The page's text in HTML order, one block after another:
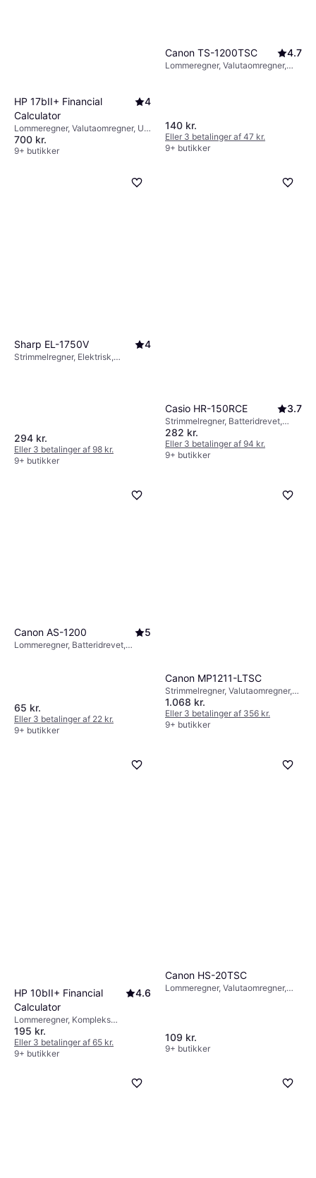
HP 17bII+ Financial
Calculator
4
Lommeregner, Valutaomregner, Ur,
Kalender, Alarm, Programmerbar,
Statisk funktion, Ligningsløser,
700 kr.
9+ butikker
Canon TS-1200TSC 4.7
Lommeregner, Valutaomregner,
140 kr.
Eller 3 betalinger af 47 kr.
9+ butikker
Sharp EL-1750V 4
Strimmelregner, Elektrisk,
294 kr.
Eller 3 betalinger af 98 kr.
9+ butikker
Casio HR-150RCE 3.7
Strimmelregner, Batteridrevet,
Display: Monokrom, :
282 kr.
Eller 3 betalinger af 94 kr.
9+ butikker
Canon AS-1200 5
Lommeregner, Batteridrevet,
65 kr.
Eller 3 betalinger af 22 kr.
9+ butikker
Canon MP1211-LTSC
Strimmelregner, Valutaomregner,
Batteridrevet, Elektrisk, Kompleks
funktione, Display: Monokrom, :
1.068 kr.
Eller 3 betalinger af 356 kr.
9+ butikker
HP 10bII+ Financial
Calculator
4.6
Lommeregner, Kompleks
funktione, Statisk funktion,
Økonomisk funktion,
Valutaomregner, Batteridrevet,
195 kr.
Eller 3 betalinger af 65 kr.
9+ butikker
Canon HS-20TSC
Lommeregner, Valutaomregner,
109 kr.
9+ butikker